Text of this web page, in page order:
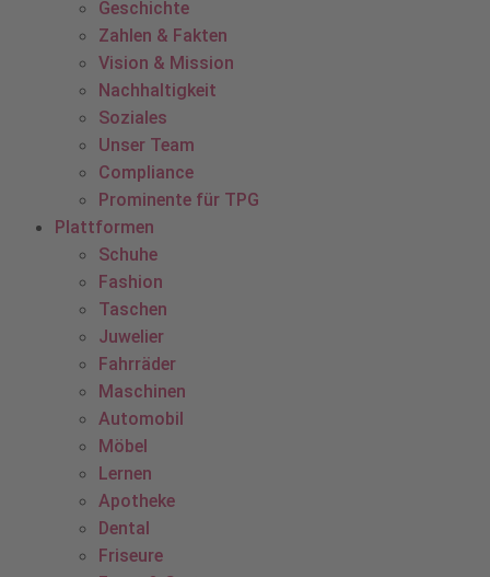
Geschichte
Zahlen & Fakten
Vision & Mission
Nachhaltigkeit
Soziales
Unser Team
Compliance
Prominente für TPG
Plattformen
Schuhe
Fashion
Taschen
Juwelier
Fahrräder
Maschinen
Automobil
Möbel
Lernen
Apotheke
Dental
Friseure